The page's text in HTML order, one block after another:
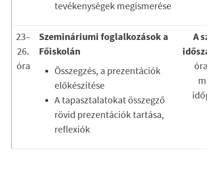
tevékenységek megismerése
23–
26.
óra
Szemináriumi foglalkozások a
Főiskolán
Összegzés, a prezentációk
előkészítése
A tapasztalatokat összegző
rövid prezentációk tartása,
reflexiók
A
időszak